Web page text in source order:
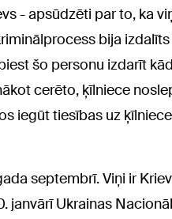
- apsūdzēti par to, ka
bija
šo personu izdarīt
cerēto, ķīlniece
iegūt tiesības uz
septembrī. Viņi ir
janvārī Ukrainas